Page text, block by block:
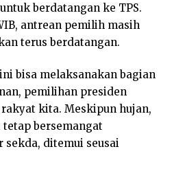
berdatangan ke TPS.
antrean pemilih masih
terus berdatangan.
bisa melaksanakan bagian
pemilihan presiden
kita. Meskipun hujan,
bersemangat
sekda, ditemui seusai